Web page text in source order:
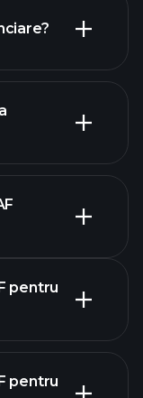
de
pentru
pentru